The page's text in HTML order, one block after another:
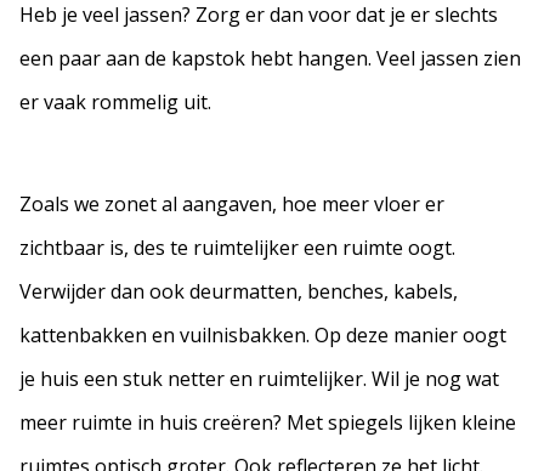
Heb je veel jassen? Zorg er dan voor dat je er slechts
een paar aan de kapstok hebt hangen. Veel jassen zien
er vaak rommelig uit.
Zoals we zonet al aangaven, hoe meer vloer er
zichtbaar is, des te ruimtelijker een ruimte oogt.
Verwijder dan ook deurmatten, benches, kabels,
kattenbakken en vuilnisbakken. Op deze manier oogt
je huis een stuk netter en ruimtelijker. Wil je nog wat
meer ruimte in huis creëren? Met spiegels lijken kleine